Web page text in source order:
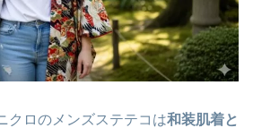
クロのメンズステテコは和装肌着と